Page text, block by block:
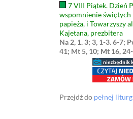
7 VIII Piątek. Dzień
wspomnienie świętych
papieża, i Towarzyszy
Kajetana, prezbitera
Na 2, 1. 3; 3, 1-3. 6-7;
41; Mt 5, 10; Mt 16,
Przejdź do pełnej